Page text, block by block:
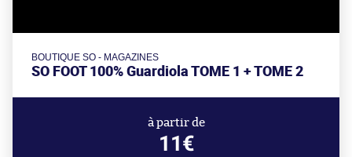
BOUTIQUE SO - MAGAZINES
SO FOOT 100% Guardiola TOME 1 + TOME 2
à partir de
11€